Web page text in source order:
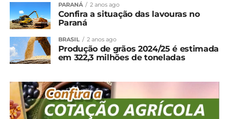
PARANÁ 2 anos ago
Confira a situação das lavouras no
Paraná
BRASIL 2 anos ago
Produção de grãos 2024/25 é estimada
em 322,3 milhões de toneladas